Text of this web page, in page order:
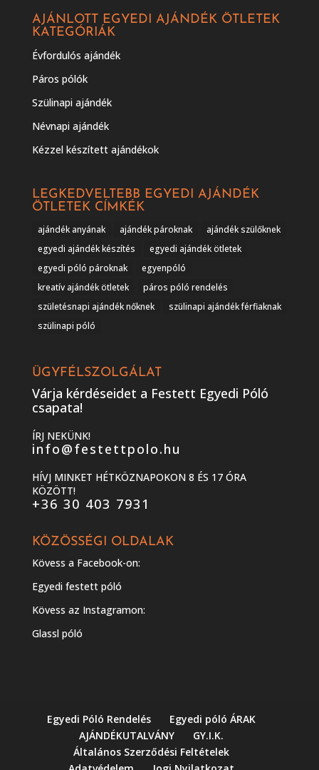
AJÁNLOTT EGYEDI AJÁNDÉK ÖTLETEK
KATEGÓRIÁK
Évfordulós ajándék
Páros pólók
Szülinapi ajándék
Névnapi ajándék
Kézzel készített ajándékok
LEGKEDVELTEBB EGYEDI AJÁNDÉK
ÖTLETEK CÍMKÉK
ajándék anyának ajándék pároknak
ajándék szülőknek
egyedi ajándék készítés
egyedi ajándék ötletek
egyedi póló pároknak
egyenpóló
kreatív ajándék ötletek
páros póló rendelés
születésnapi ajándék nőknek
szülinapi ajándék férfiaknak
szülinapi póló
ÜGYFÉLSZOLGÁLAT
Várja kérdéseidet a Festett Egyedi Póló
csapata!
ÍRJ NEKÜNK!
info@festettpolo.hu
HÍVJ MINKET HÉTKÖZNAPOKON 8 ÉS 17 ÓRA
KÖZÖTT!
+36 30 403 7931
KÖZÖSSÉGI OLDALAK
Kövess a Facebook-on:
Egyedi festett póló
Kövess az Instagramon:
Glassl póló
Egyedi Póló Rendelés
Egyedi póló ÁRAK
AJÁNDÉKUTALVÁNY
GY.I.K.
Általános Szerződési Feltételek